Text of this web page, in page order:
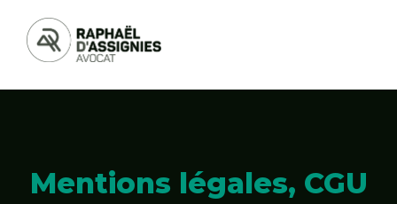
Mentions légales, CGU